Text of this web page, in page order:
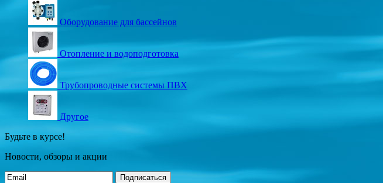
Оборудование для бассейнов
Отопление и водоподготовка
Трубопроводные системы ПВХ
Другое
Будьте в курсе!
Новости, обзоры и акции
Подписаться